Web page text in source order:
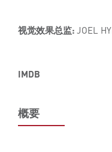
视觉效果总监: JOEL
IMDB
概要